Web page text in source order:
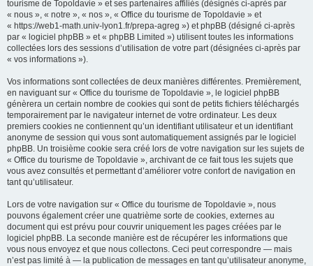
tourisme de Topoldavie » et ses partenaires affiliés (désignés ci-après par
« nous », « notre », « nos », « Office du tourisme de Topoldavie » et
« https://web1-math.univ-lyon1.fr/prepa-agreg ») et phpBB (désigné ci-après
par « logiciel phpBB » et « phpBB Limited ») utilisent toutes les informations
collectées lors des sessions d’utilisation de votre part (désignées ci-après par
« vos informations »).
Vos informations sont collectées de deux manières différentes. Premièrement,
en naviguant sur « Office du tourisme de Topoldavie », le logiciel phpBB
génèrera un certain nombre de cookies qui sont de petits fichiers téléchargés
temporairement par le navigateur internet de votre ordinateur. Les deux
premiers cookies ne contiennent qu’un identifiant utilisateur et un identifiant
anonyme de session qui vous sont automatiquement assignés par le logiciel
phpBB. Un troisième cookie sera créé lors de votre navigation sur les sujets de
« Office du tourisme de Topoldavie », archivant de ce fait tous les sujets que
vous avez consultés et permettant d’améliorer votre confort de navigation en
tant qu’utilisateur.
Lors de votre navigation sur « Office du tourisme de Topoldavie », nous
pouvons également créer une quatrième sorte de cookies, externes au
document qui est prévu pour couvrir uniquement les pages créées par le
logiciel phpBB. La seconde manière est de récupérer les informations que
vous nous envoyez et que nous collectons. Ceci peut correspondre — mais
n’est pas limité à — la publication de messages en tant qu’utilisateur anonyme,